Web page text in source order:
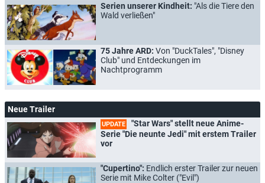
Serien unserer Kindheit: "Als die Tiere den
Wald verließen"
75 Jahre ARD: Von "DuckTales", "Disney
Club" und Entdeckungen im
Nachtprogramm
Neue Trailer
UPDATE
"Star Wars" stellt neue Anime-
Serie "Die neunte Jedi" mit erstem Trailer
vor
"Cupertino": Endlich erster Trailer zur neuen
Serie mit Mike Colter ("Evil")